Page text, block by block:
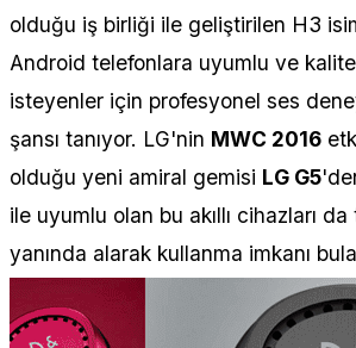
olduğu iş birliği ile geliştirilen H3
Android telefonlara uyumlu ve
isteyenler için profesyonel ses
şansı tanıyor. LG'nin MWC 2016
olduğu yeni amiral gemisi LG G5
ile uyumlu olan bu akıllı cihazları
yanında alarak kullanma imkanı